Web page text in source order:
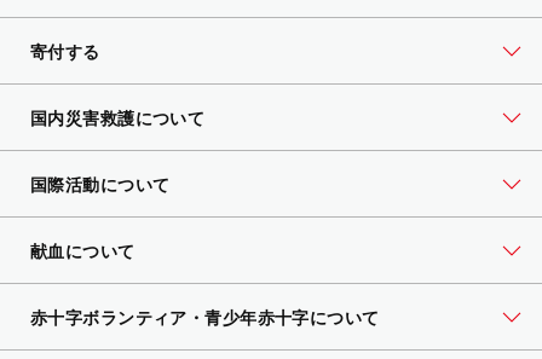
寄付する
国内災害救護について
国際活動について
献血について
赤十字ボランティア・青少年赤十字について